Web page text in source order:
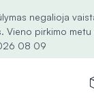
negalioja
Vieno pirkimo
08 09